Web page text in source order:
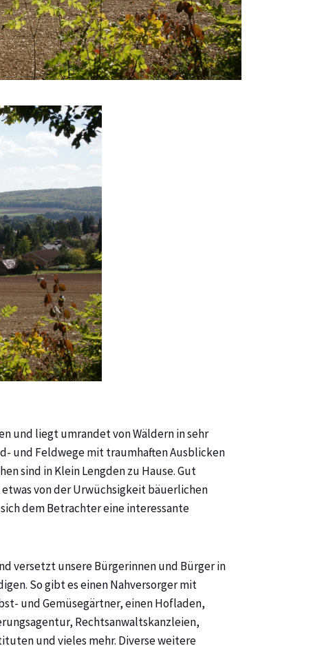
und liegt umrandet von Wäldern in sehr
und Feldwege mit traumhaften Ausblicken
sind in Klein Lengden zu Hause. Gut
von der Urwüchsigkeit bäuerlichen
dem Betrachter eine interessante
versetzt unsere Bürgerinnen und Bürger in
So gibt es einen Nahversorger mit
und Gemüsegärtner, einen Hofladen,
Rechtsanwaltskanzleien,
und vieles mehr. Diverse weitere